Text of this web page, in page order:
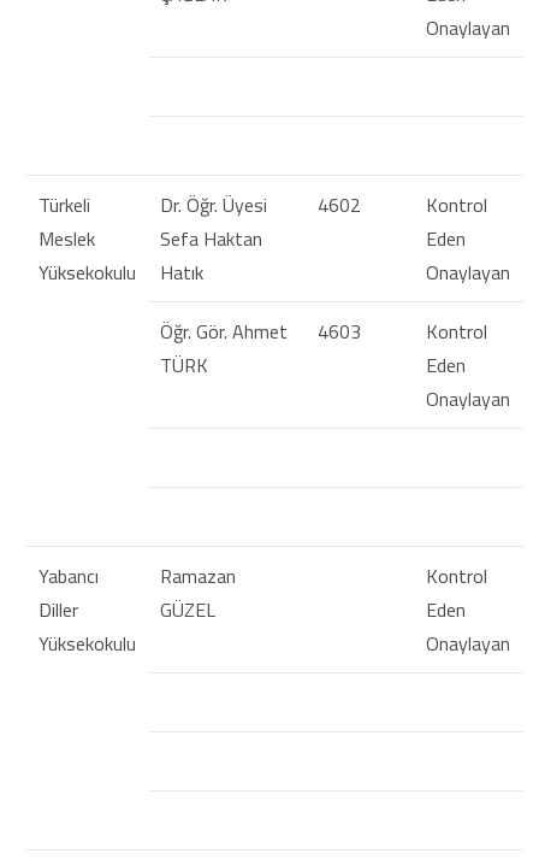
Onaylayan
Türkeli
Meslek
Yüksekokulu
Dr. Öğr. Üyesi
Sefa Haktan
Hatık
4602
Kontrol
Eden
Onaylayan
Öğr. Gör. Ahmet
TÜRK
4603
Kontrol
Eden
Onaylayan
Yabancı
Diller
Yüksekokulu
Ramazan
GÜZEL
Kontrol
Eden
Onaylayan